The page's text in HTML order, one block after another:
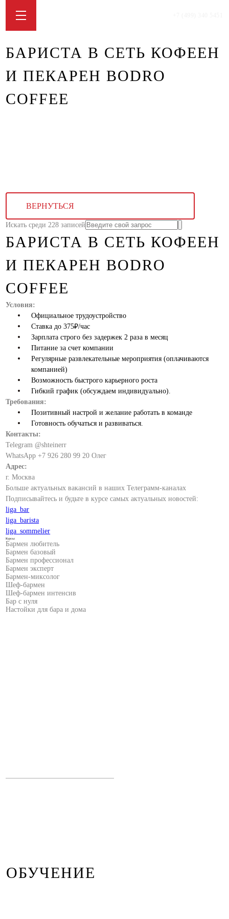
БАРИСТА В СЕТЬ КОФЕЕН
И ПЕКАРЕН BODRO
COFFEE
ВЕРНУТЬСЯ
Искать среди 228 записей
БАРИСТА В СЕТЬ КОФЕЕН
И ПЕКАРЕН BODRO
COFFEE
Условия:
Официальное трудоустройство
Ставка до 375₽/час
Зарплата строго без задержек 2 раза в месяц
Питание за счет компании
Регулярные развлекательные мероприятия (оплачиваются
компанией)
Возможность быстрого карьерного роста
Гибкий график (обсуждаем индивидуально).
Требования:
Позитивный настрой и желание работать в команде
Готовность обучаться и развиваться.
Контакты:
Telegram @shteinerr
WhatsApp +7 926 280 99 20 Олег
Адрес:
г. Москва
Больше актуальных вакансий в наших Телеграмм-каналах
Подписывайтесь и будьте в курсе самых актуальных новостей:
liga_bar
liga_barista
liga_sommelier
Курсы:
Бармен любитель
Бармен базовый
Бармен профессионал
Бармен эксперт
Бармен-миксолог
Шеф-бармен
Шеф-бармен интенсив
Бар с нуля
Настойки для бара и дома
ОБУЧЕНИЕ